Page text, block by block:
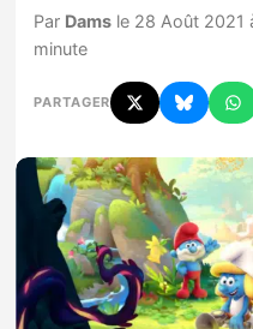
Hardware
Mises à jour
Chiffres de
Rumeurs
Nintendo Direct
Par Dams le 28 Août 2021
minute
PARTAGER